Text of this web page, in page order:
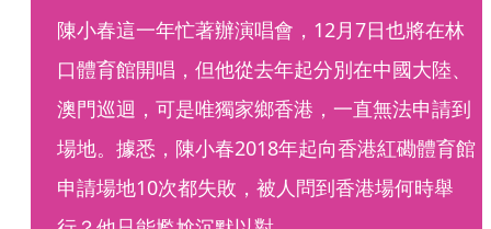
陳小春這一年忙著辦演唱會，12月7日也將在林
口體育館開唱，但他從去年起分別在中國大陸、
澳門巡迴，可是唯獨家鄉香港，一直無法申請到
場地。據悉，陳小春2018年起向香港紅磡體育館
申請場地10次都失敗，被人問到香港場何時舉